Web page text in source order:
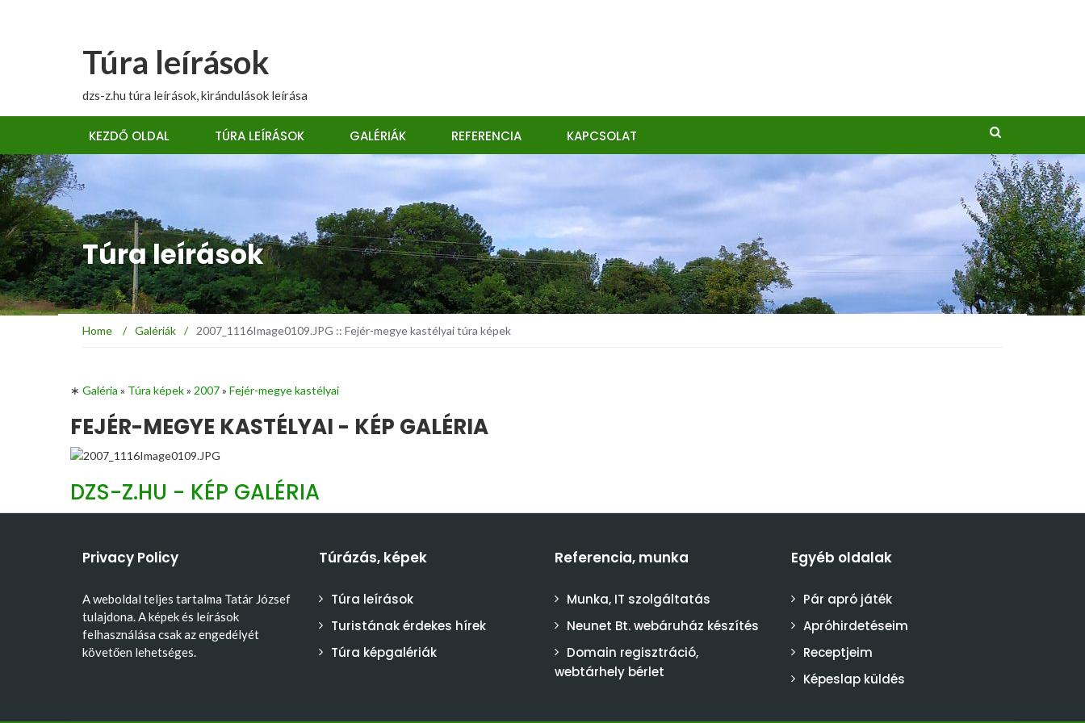
Túra leírások
dzs-z.hu túra leírások, kirándulások leírása
KEZDŐ OLDAL TÚRA LEÍRÁSOK GALÉRIÁK REFERENCIA KAPCSOLAT
Túra leírások
Home / Galériák / 2007_1116Image0109.JPG :: Fejér-megye kastélyai túra képek
∗ Galéria » Túra képek» 2007» Fejér-megye kastélyai
FEJÉR-MEGYE KASTÉLYAI - KÉP GALÉRIA
DZS-Z.HU - KÉP GALÉRIA
Privacy Policy
A weboldal teljes tartalma Tatár József
tulajdona. A képek és leírások
felhasználása csak az engedélyét
követően lehetséges.
Túrázás, képek
Túra leírások
Turistának érdekes hírek
Túra képgalériák
Referencia, munka
Munka, IT szolgáltatás
Neunet Bt. webáruház készítés
Domain regisztráció,
webtárhely bérlet
Egyéb oldalak
Pár apró játék
Apróhirdetéseim
Receptjeim
Képeslap küldés